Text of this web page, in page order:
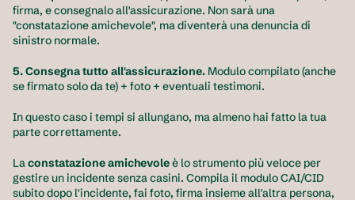
firma, e consegnalo all'assicurazione. Non sarà una
"constatazione amichevole", ma diventerà una denuncia di
sinistro normale.
5. Consegna tutto all'assicurazione. Modulo compilato (anche
se firmato solo da te) + foto + eventuali testimoni.
In questo caso i tempi si allungano, ma almeno hai fatto la tua
parte correttamente.
La constatazione amichevole è lo strumento più veloce per
gestire un incidente senza casini. Compila il modulo CAI/CID